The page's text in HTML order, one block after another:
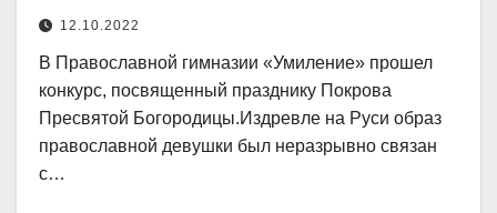
12.10.2022
В Православной гимназии «Умиление» прошел
конкурс, посвященный празднику Покрова
Пресвятой Богородицы.Издревле на Руси образ
православной девушки был неразрывно связан
с…